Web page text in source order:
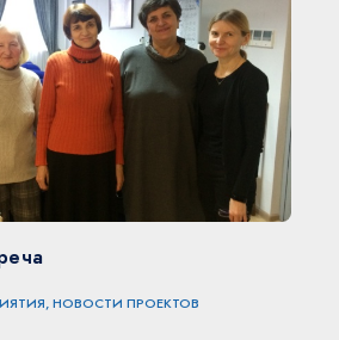
НОВОСТИ ПРОЕКТОВ